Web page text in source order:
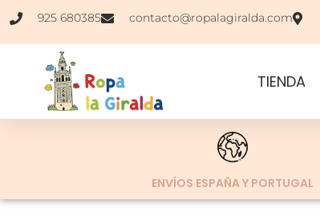
925 680385 contacto@ropalagiralda.com
TIENDA
ENVÍOS ESPAÑA Y PORTUGAL